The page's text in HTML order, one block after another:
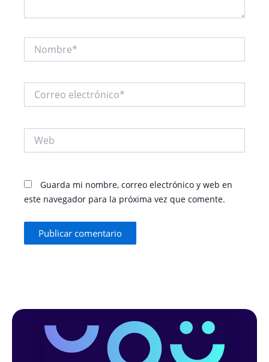
electrónico*
Guarda mi nombre, correo electrónico y web en
este navegador para la próxima vez que comente.